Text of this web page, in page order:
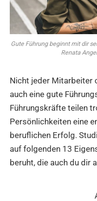
Gute Führung beginnt mit dir
Renata
Nicht jeder Mitarbeiter
auch eine gute
Führungskräfte teilen
Persönlichkeiten eine
beruflichen Erfolg.
auf folgenden 13
beruht, die auch du dir